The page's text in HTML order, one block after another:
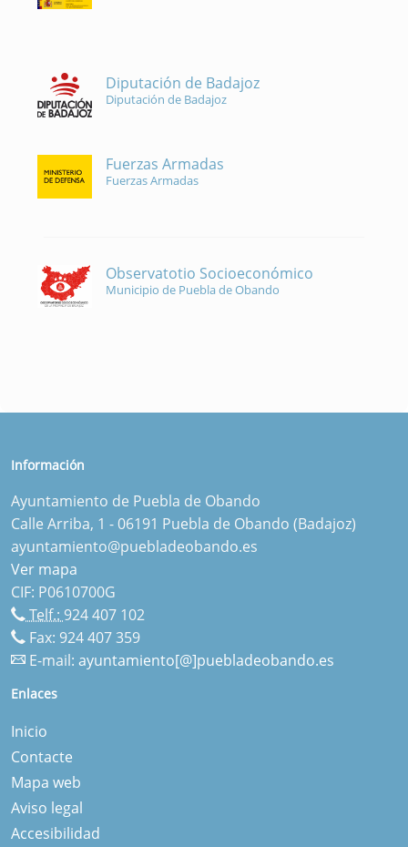
Diputación de Badajoz
Diputación de Badajoz
Fuerzas Armadas
Fuerzas Armadas
Observatotio Socioeconómico
Municipio de Puebla de Obando
Información
Ayuntamiento de Puebla de Obando
Calle Arriba, 1 - 06191 Puebla de Obando (Badajoz)
ayuntamiento@puebladeobando.es
Ver mapa
CIF: P0610700G
Telf.: 924 407 102
Fax: 924 407 359
E-mail: ayuntamiento[@]puebladeobando.es
Enlaces
Inicio
Contacte
Mapa web
Aviso legal
Accesibilidad